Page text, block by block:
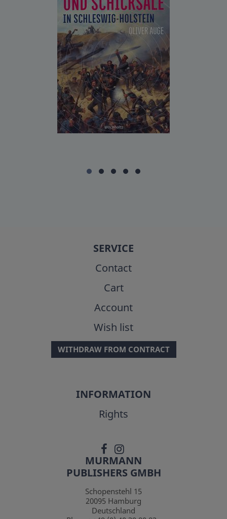
SERVICE
Contact
Cart
Account
Wish list
WITHDRAW FROM CONTRACT
INFORMATION
Rights
MURMANN
PUBLISHERS GMBH
Schopenstehl 15
20095 Hamburg
Deutschland